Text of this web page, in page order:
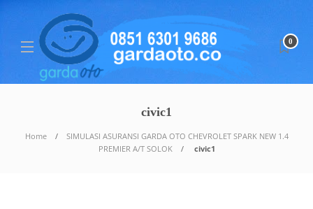
0
civic1
Home
SIMULASI ASURANSI GARDA OTO CHEVROLET SPARK NEW 1.4
PREMIER A/T SOLOK
civic1